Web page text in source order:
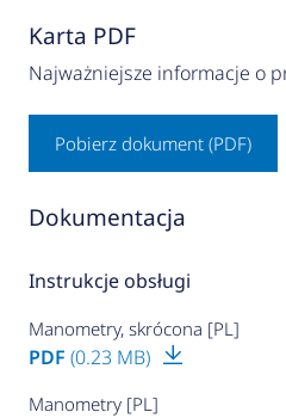
Karta PDF
Najważniejsze informacje o
Pobierz dokument (PDF)
Dokumentacja
Instrukcje obsługi
Manometry, skrócona [PL]
PDF (0.23 MB)
Manometry [PL]